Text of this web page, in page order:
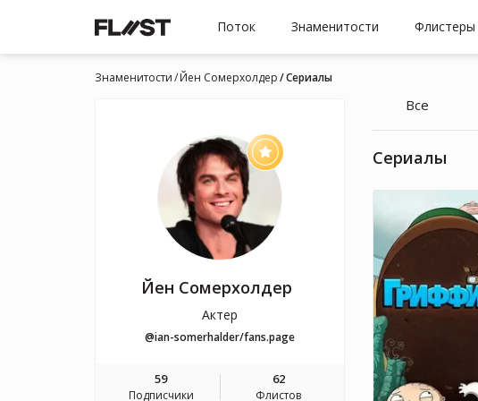
Поток Знаменитости Флистеры
Знаменитости Йен Сомерхолдер Cериалы
Йен Сомерхолдер
Актер
@ian-somerhalder/fans.page
59
Подписчики
62
Флистов
Все
Cериалы
Актер